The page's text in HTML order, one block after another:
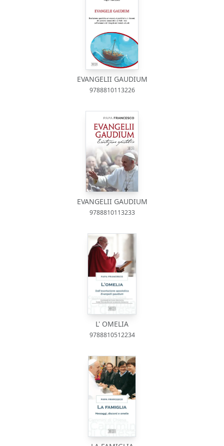
EVANGELII GAUDIUM
9788810113226
EVANGELII GAUDIUM
9788810113233
L' OMELIA
9788810512234